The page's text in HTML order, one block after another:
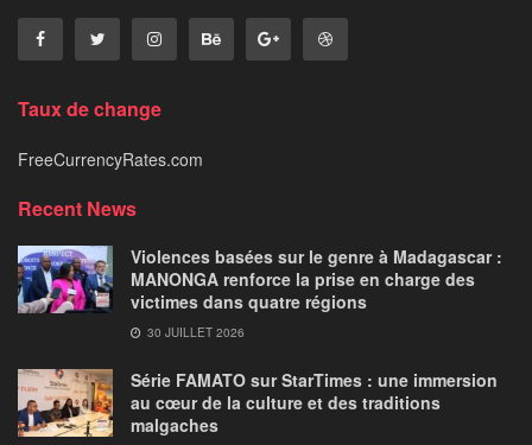
Taux de change
FreeCurrencyRates.com
Recent News
Violences basées sur le genre à Madagascar :
MANONGA renforce la prise en charge des
victimes dans quatre régions
30 JUILLET 2026
Série FAMATO sur StarTimes : une immersion
au cœur de la culture et des traditions
malgaches